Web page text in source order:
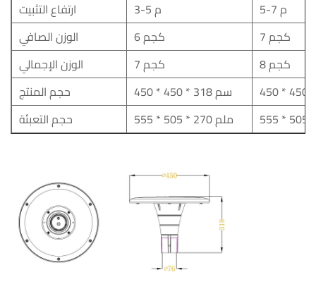
ارتفاع التثبيت
3-5 م
5-7 م
الوزن الصافي
6 كجم
7 كجم
الوزن الإجمالي
7 كجم
8 كجم
حجم المنتج
450 * 450 * 318 سم
حجم التعبئة
555 * 505 * 270 ملم